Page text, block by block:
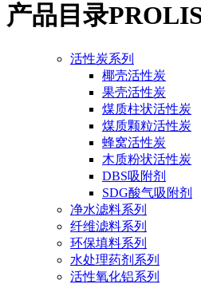
产品目录
活性炭系列
椰壳活性炭
果壳活性炭
煤质柱状活性炭
煤质颗粒活性炭
蜂窝活性炭
木质粉状活性炭
DBS吸附剂
SDG酸气吸附剂
净水滤料系列
纤维滤料系列
环保填料系列
水处理药剂系列
活性氧化铝系列